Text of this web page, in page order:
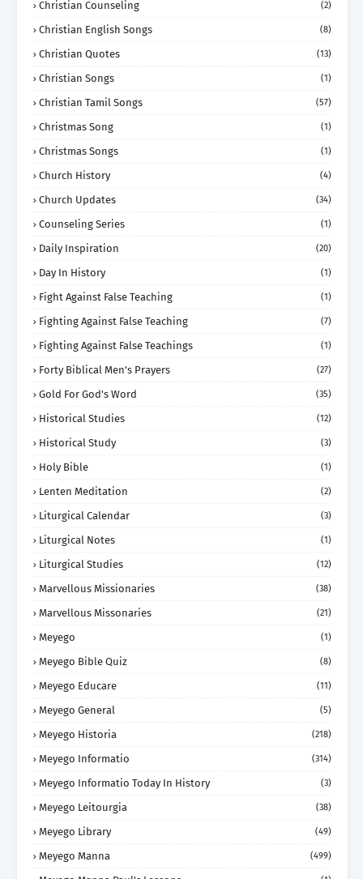
Christian Counseling (2)
Christian English Songs (8)
Christian Quotes (13)
Christian Songs (1)
Christian Tamil Songs (57)
Christmas Song (1)
Christmas Songs (1)
Church History (4)
Church Updates (34)
Counseling Series (1)
Daily Inspiration (20)
Day In History (1)
Fight Against False Teaching (1)
Fighting Against False Teaching (7)
Fighting Against False Teachings (1)
Forty Biblical Men's Prayers (27)
Gold For God's Word (35)
Historical Studies (12)
Historical Study (3)
Holy Bible (1)
Lenten Meditation (2)
Liturgical Calendar (3)
Liturgical Notes (1)
Liturgical Studies (12)
Marvellous Missionaries (38)
Marvellous Missonaries (21)
Meyego (1)
Meyego Bible Quiz (8)
Meyego Educare (11)
Meyego General (5)
Meyego Historia (218)
Meyego Informatio (314)
Meyego Informatio Today In History (3)
Meyego Leitourgia (38)
Meyego Library (49)
Meyego Manna (499)